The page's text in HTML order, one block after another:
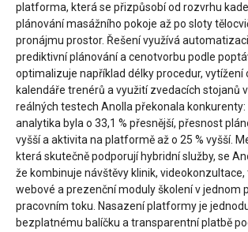
platforma, která se přizpůsobí od rozvrhu
plánování masážního pokoje až po sloty
pronájmu prostor. Řešení využívá
prediktivní plánování a cenotvorbu podle
optimalizuje například délky procedur, vytížení
kalendáře trenérů a využití zvedacích stojanů
reálných testech Anolla překonala
analytika byla o 33,1 % přesnější, přesnost
vyšší a aktivita na platformě až o 25 % vyšší.
která skutečně podporují hybridní služby, se
že kombinuje návštěvy klinik, videokonzultace,
webové a prezenční moduly školení v jednom
pracovním toku. Nasazení platformy je
bezplatnému balíčku a transparentní platbě